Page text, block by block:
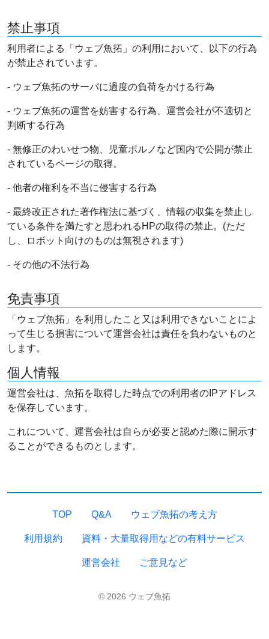
禁止事項
利用者による「ウェブ魚拓」の利用において、以下の行為
が禁止されています。
- ウェブ魚拓のサーバに過度の負荷をかける行為
- ウェブ魚拓の運営を妨害する行為、運営会社が不適切と
判断する行為
- 無修正のわいせつ物、児童ポルノなど国内で公開が禁止
されているページの取得。
- 他者の権利を不当に侵害する行為
- 最終改正された著作権法に基づく、情報の収集を禁止し
ている条件を満たすと思われるHPの取得の禁止。(ただ
し、ロボット向けのものは無視されます)
- その他の不法行為
免責事項
「ウェブ魚拓」を利用したこと又は利用できないことによ
って生じる損害について運営会社は責任を負わないものと
します。
個人情報
運営会社は、魚拓を取得した時点での利用者のIPアドレス
を保存しています。
これについて、運営会社は自らが必要と認めた際に開示す
ることができるものとします。
TOP Q&A ウェブ魚拓の考え方
利用規約 資料・大量取得用などの有料サービス
運営会社 ご意見など
© 2026 ウェブ魚拓